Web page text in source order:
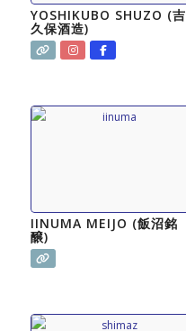
YOSHIKUBO SHUZO (吉
久保酒造)
IINUMA MEIJO (飯沼銘
醸)